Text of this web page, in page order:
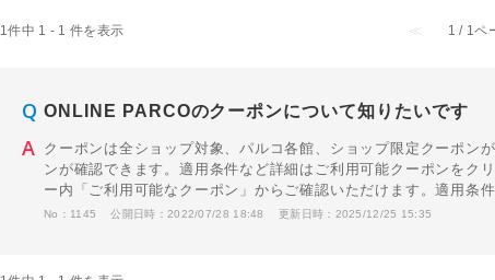
1件中 1 - 1 件を表示 ≪ 1 / 1ペ
ONLINE PARCOのクーポンについて知りたいです
クーポンは全ショップ対象、パルコ各館、ショップ限定クーポン
ンが確認できます。適用条件など詳細はご利用可能クーポンをク
ー内「ご利用可能なクーポン」からご確認いただけます。適用条
No：1145
公開日時：2022/07/28 18:48 更新日時：2025/12/25 15:35